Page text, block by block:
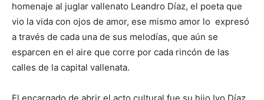
homenaje al juglar vallenato Leandro Díaz, el poeta que
vio la vida con ojos de amor, ese mismo amor lo expresó
a través de cada una de sus melodías, que aún se
esparcen en el aire que corre por cada rincón de las
calles de la capital vallenata.